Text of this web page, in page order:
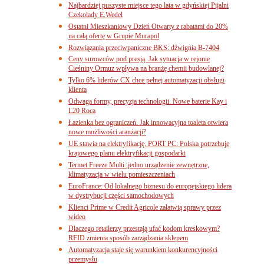
Najbardziej puszyste miejsce tego lata w gdyńskiej Pijalni
Czekolady E.Wedel
Ostatni Mieszkaniowy Dzień Otwarty z rabatami do 20%
na całą ofertę w Grupie Murapol
Rozwiązania przeciwpaniczne BKS: dźwignia B-7404
Ceny surowców pod presją. Jak sytuacja w rejonie
Cieśniny Ormuz wpływa na branżę chemii budowlanej?
Tylko 6% liderów CX chce pełnej automatyzacji obsługi
klienta
Odwaga formy, precyzja technologii. Nowe baterie Kay i
L20 Roca
Łazienka bez ograniczeń. Jak innowacyjna toaleta otwiera
nowe możliwości aranżacji?
UE stawia na elektryfikację. PORT PC: Polska potrzebuje
krajowego planu elektryfikacji gospodarki
Termet Freeze Multi: jedno urządzenie zewnętrzne,
klimatyzacja w wielu pomieszczeniach
EuroFrance: Od lokalnego biznesu do europejskiego lidera
w dystrybucji części samochodowych
Klienci Prime w Credit Agricole załatwią sprawy przez
wideo
Dlaczego retailerzy przestają ufać kodom kreskowym?
RFID zmienia sposób zarządzania sklepem
Automatyzacja staje się warunkiem konkurencyjności
przemysłu